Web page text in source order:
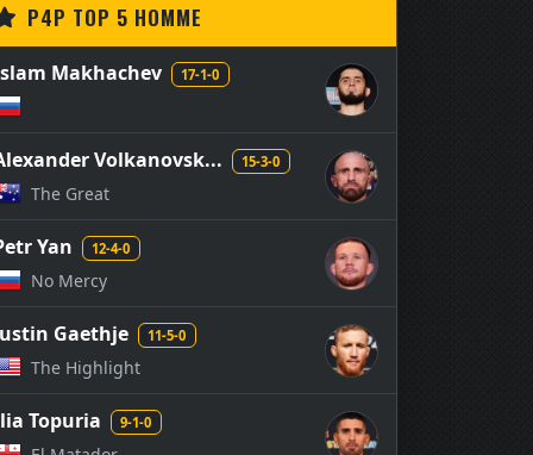
P4P TOP 5 HOMME
Makhachev 17-1-0
Volkanovsk... 15-3-0
The Great
Yan 12-4-0
No Mercy
Gaethje 11-5-0
The Highlight
Topuria 9-1-0